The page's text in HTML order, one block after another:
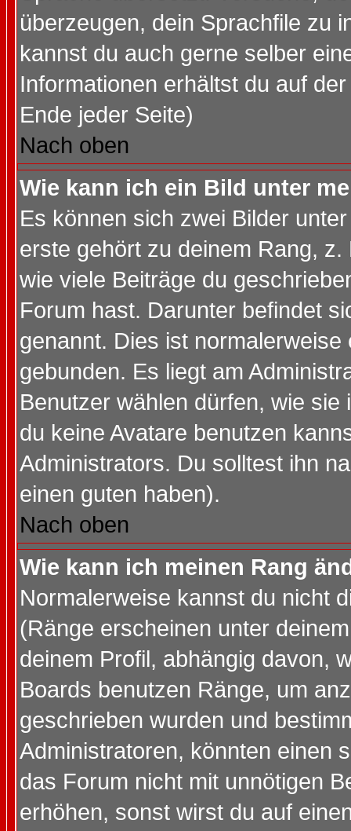
überzeugen, dein Sprachfile zu
kannst du auch gerne selber
Informationen erhältst du auf
Ende jeder Seite)
Nach oben
Wie kann ich ein Bild unter
Es können sich zwei Bilder
erste gehört zu deinem Rang,
wie viele Beiträge du
Forum hast. Darunter befindet
genannt. Dies ist
gebunden. Es liegt am
Benutzer wählen dürfen, wie
du keine Avatare benutzen
Administrators. Du solltest ihn
einen guten haben).
Nach oben
Wie kann ich meinen Rang
Normalerweise kannst du nicht
(Ränge erscheinen unter
deinem Profil, abhängig davon,
Boards benutzen Ränge, um
geschrieben wurden und
Administratoren, könnten einen
das Forum nicht mit unnötigen
erhöhen, sonst wirst du auf